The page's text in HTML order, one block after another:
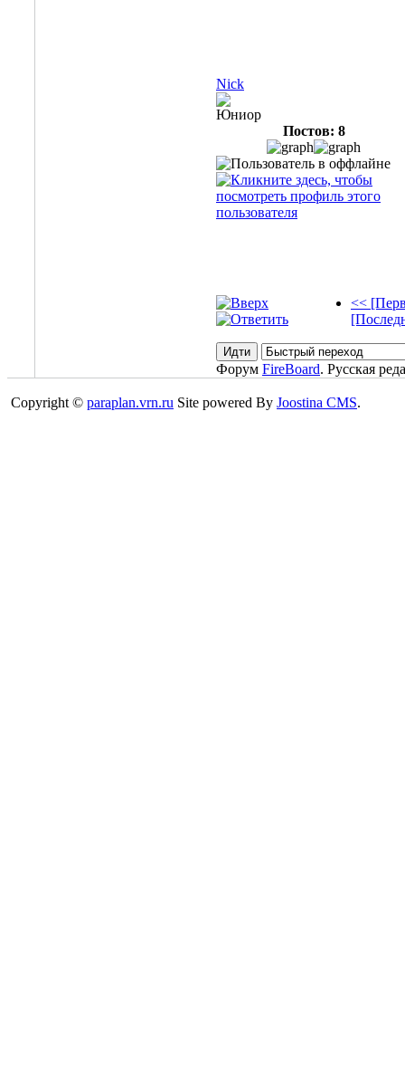
Nick
Юниор
Постов: 8
<<
Форум FireBoard. Русская
Copyright © paraplan.vrn.ru Site powered By Joostina CMS.